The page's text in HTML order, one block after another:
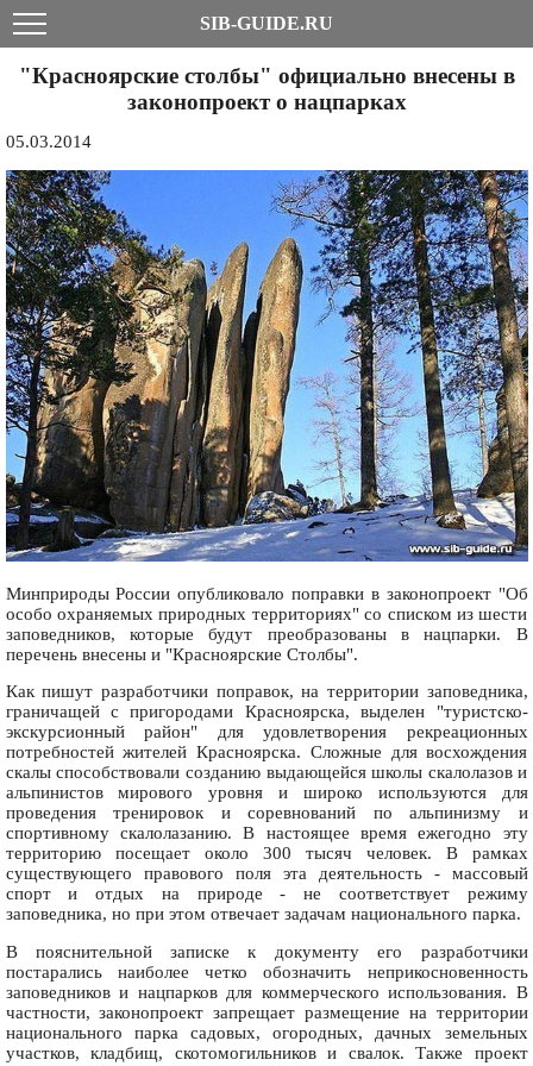
SIB-GUIDE.RU
"Красноярские столбы" официально внесены в
законопроект о нацпарках
05.03.2014
Минприроды России опубликовало поправки в законопроект "Об
особо охраняемых природных территориях" со списком из шести
заповедников, которые будут преобразованы в нацпарки. В
перечень внесены и "Красноярские Столбы".
Как пишут разработчики поправок, на территории заповедника,
граничащей с пригородами Красноярска, выделен "туристско-
экскурсионный район" для удовлетворения рекреационных
потребностей жителей Красноярска. Сложные для восхождения
скалы способствовали созданию выдающейся школы скалолазов и
альпинистов мирового уровня и широко используются для
проведения тренировок и соревнований по альпинизму и
спортивному скалолазанию. В настоящее время ежегодно эту
территорию посещает около 300 тысяч человек. В рамках
существующего правового поля эта деятельность - массовый
спорт и отдых на природе - не соответствует режиму
заповедника, но при этом отвечает задачам национального парка.
В пояснительной записке к документу его разработчики
постарались наиболее четко обозначить неприкосновенность
заповедников и нацпарков для коммерческого использования. В
частности, законопроект запрещает размещение на территории
национального парка садовых, огородных, дачных земельных
участков, кладбищ, скотомогильников и свалок. Также проект